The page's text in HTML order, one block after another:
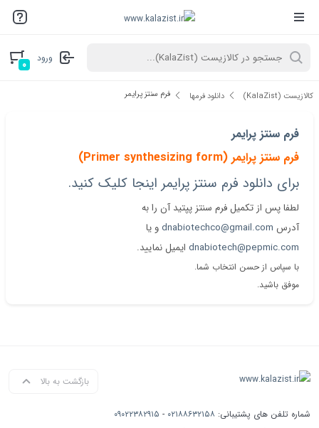
ورود ۰
کالازیست (KalaZist) دانلود فرمها فرم سنتز پرایمر
فرم سنتز پرایمر
فرم سنتز پرایمر (Primer synthesizing form)
برای دانلود فرم سنتز پرایمر اینجا کلیک کنید.
لطفا پس از تکمیل فرم سنتز پپتید آن را به
آدرس dnabiotechco@gmail.comو یا
dnabiotech@pepmic.com ایمیل نمایید.
با سپاس از حسن انتخاب شما.
موفق باشید.
بازگشت به بالا
شماره تلفن های پشتیبانی: ۰۲۱۸۸۶۳۲۱۵۸ - ۰۹۰۲۲۳۸۲۹۱۵